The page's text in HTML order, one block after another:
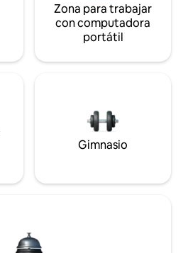
Zona para trabajar
con computadora
portátil
Gimnasio